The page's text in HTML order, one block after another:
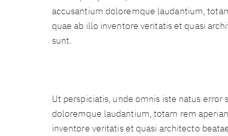
accusantium doloremque laudantium,
quae ab illo inventore veritatis et quasi
sunt.
Ut perspiciatis, unde omnis iste natus
doloremque laudantium, totam rem
inventore veritatis et quasi architecto